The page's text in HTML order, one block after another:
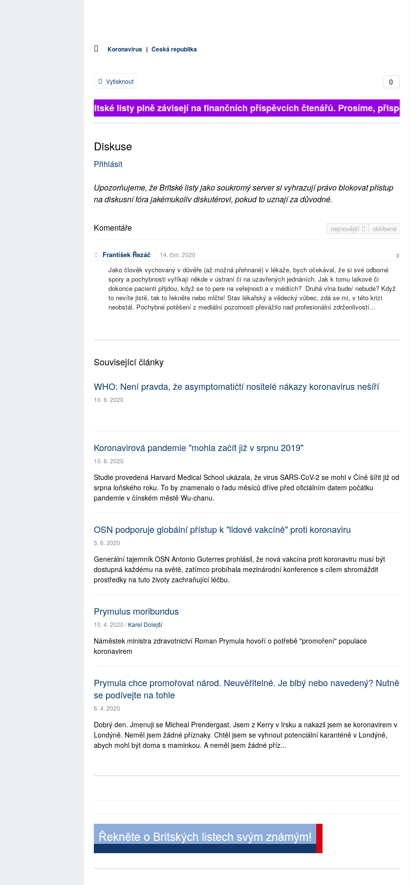
Koronavirus | Česká republika
0
Vytisknout
Britské listy plně závisejí na finančních příspěvcích čtenářů. Prosíme, přispějte. ➥
Diskuse
Přihlásit
Upozorňujeme, že Britské listy jako soukromý server si vyhrazují právo blokovat přístup
na diskusní fóra jakémukoliv diskutérovi, pokud to uznají za důvodné.
nejnovější oblíbené
Komentáře
František Řezáč 14. čvn. 2020 0
Jako člověk vychovaný v důvěře (až možná přehnané) v lékaže, bych očekával, že si své odborné
spory a pochybnosti vyříkají někde v ústraní či na uzavřených jednáních. Jak k tomu laikové či
dokonce pacienti přijdou, když se to pere na veřejnosti a v médiích? Druhá vlna bude/ nebude? Když
to nevíte jistě, tak to řekněte nebo mlčte! Stav lékařský a vědecký vůbec, zdá se mi, v této krizi
neobstál. Pochybné potěšení z mediální pozornosti převážilo nad profesionální zdrženlivostí...
Související články
WHO: Není pravda, že asymptomatičtí nositelé nákazy koronavirus nešíří
10. 6. 2020
Koronavirová pandemie "mohla začít již v srpnu 2019"
10. 6. 2020
Studie provedená Harvard Medical School ukázala, že virus SARS-CoV-2 se mohl v Číně šířit již od
srpna loňského roku. To by znamenalo o řadu měsíců dříve před oficiálním datem počátku
pandemie v čínském městě Wu-chanu.
OSN podporuje globální přístup k "lidové vakcíně" proti koronaviru
5. 6. 2020
Generální tajemník OSN Antonio Guterres prohlásil, že nová vakcína proti koronaviru musí být
dostupná každému na světě, zatímco probíhala mezinárodní konference s cílem shromáždit
prostředky na tuto životy zachraňující léčbu.
Prymulus moribundus
10. 4. 2020 /Karel Dolejší
Náměstek ministra zdravotnictví Roman Prymula hovoří o potřebě "promoření" populace
koronavirem
Prymula chce promořovat národ. Neuvěřitelné. Je blbý nebo navedený? Nutně
se podívejte na tohle
6. 4. 2020
Dobrý den. Jmenuji se Micheal Prendergast. Jsem z Kerry v Irsku a nakazil jsem se koronavirem v
Londýně. Neměl jsem žádné příznaky. Chtěl jsem se vyhnout potenciální karanténě v Londýně,
abych mohl být doma s maminkou. A neměl jsem žádné příz...